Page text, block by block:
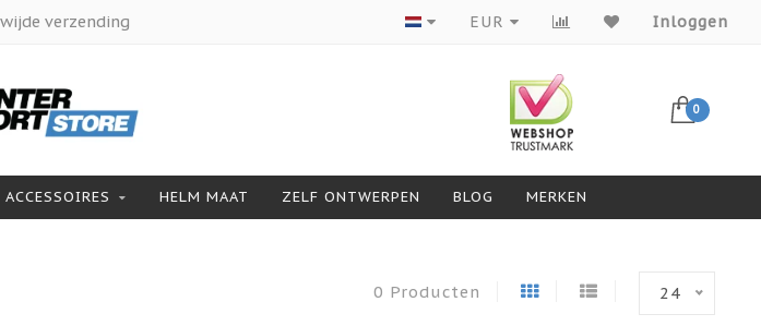
verzending Producten van topmerken
EUR Inloggen
0
HELM MAAT ZELF ONTWERPEN BLOG MERKEN
0 Producten 24